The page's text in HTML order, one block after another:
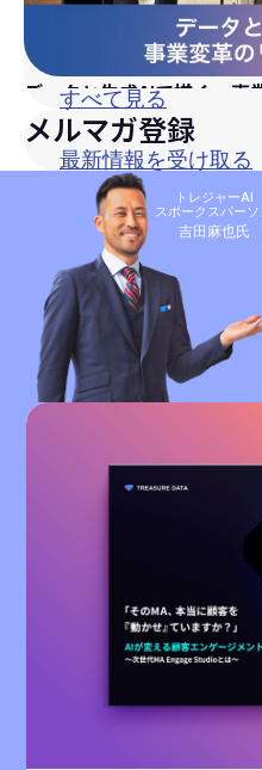
データと生成AIで描く、事
すべて見る
メルマガ登録
最新情報を受け取る
トレジャーAI
スポークスパーソ
吉田麻也氏